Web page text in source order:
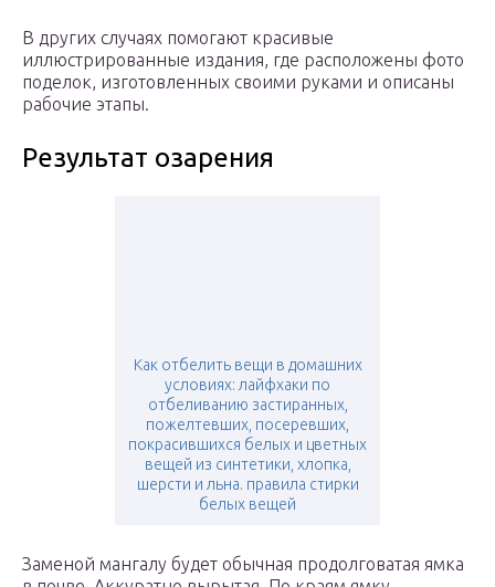
В других случаях помогают красивые
иллюстрированные издания, где расположены фото
поделок, изготовленных своими руками и описаны
рабочие этапы.
Результат озарения
Как отбелить вещи в домашних
условиях: лайфхаки по
отбеливанию застиранных,
пожелтевших, посеревших,
покрасившихся белых и цветных
вещей из синтетики, хлопка,
шерсти и льна. правила стирки
белых вещей
Заменой мангалу будет обычная продолговатая ямка